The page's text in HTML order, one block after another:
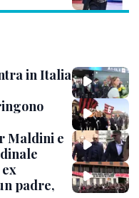
in Italia
Maldini e
padre,